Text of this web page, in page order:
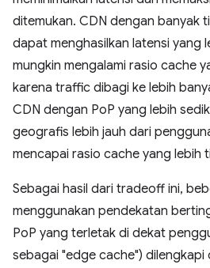
ditemukan. CDN dengan banyak
dapat menghasilkan latensi yang
mungkin mengalami rasio cache
karena traffic dibagi ke lebih
CDN dengan PoP yang lebih
geografis lebih jauh dari
mencapai rasio cache yang lebih
Sebagai hasil dari tradeoff ini,
menggunakan pendekatan
PoP yang terletak di dekat
sebagai "edge cache") dilengkapi